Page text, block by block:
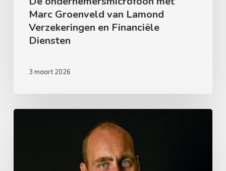
Marc Groenveld van Lamond
Verzekeringen en Financiële
Diensten
3 maart 2026
ondernemersmicrofoon